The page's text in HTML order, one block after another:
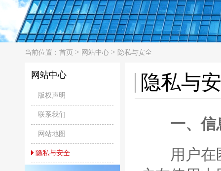
当前位置： 首页 > 网站中心 > 隐私与安全
网站中心
版权声明
联系我们
网站地图
隐私与安全
隐私与
一、信
用户在匿